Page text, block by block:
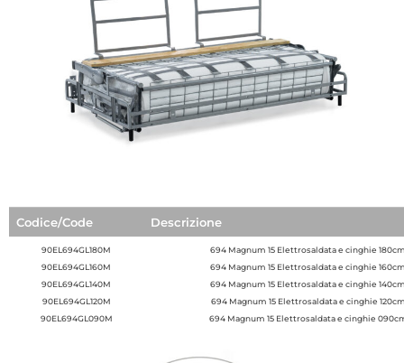
Codice/Code Descrizione
90EL694GL180M
694 Magnum 15 Elettrosaldata e cinghie
90EL694GL160M
694 Magnum 15 Elettrosaldata e cinghie
90EL694GL140M
694 Magnum 15 Elettrosaldata e cinghie
90EL694GL120M
694 Magnum 15 Elettrosaldata e cinghie 120cm
90EL694GL090M
694 Magnum 15 Elettrosaldata e cinghie